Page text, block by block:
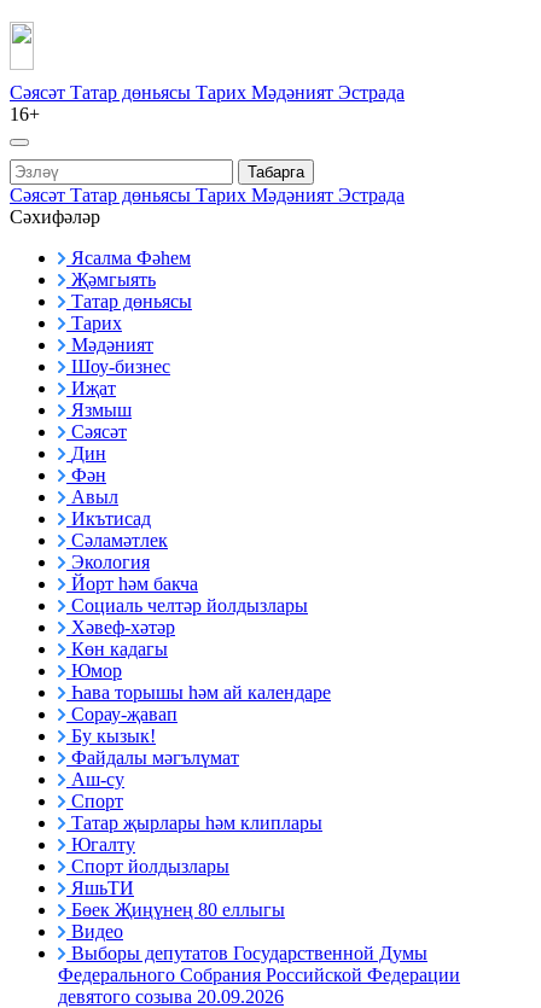
Сәясәт Татар дөньясы Тарих Мәдәният Эстрада
16+
Табарга
Сәясәт Татар дөньясы Тарих Мәдәният Эстрада
Сәхифәләр
Ясалма Фәһем
Җәмгыять
Татар дөньясы
Тарих
Мәдәният
Шоу-бизнес
Иҗат
Язмыш
Сәясәт
Дин
Фән
Авыл
Икътисад
Сәламәтлек
Экология
Йорт һәм бакча
Социаль челтәр йолдызлары
Хәвеф-хәтәр
Көн кадагы
Юмор
Һава торышы һәм ай календаре
Сорау-җавап
Бу кызык!
Файдалы мәгълүмат
Аш-су
Спорт
Татар җырлары һәм клиплары
Югалту
Спорт йолдызлары
ЯшьТИ
Бөек Җиңүнең 80 еллыгы
Видео
Выборы депутатов Государственной Думы
Федерального Собрания Российской Федерации
девятого созыва 20.09.2026